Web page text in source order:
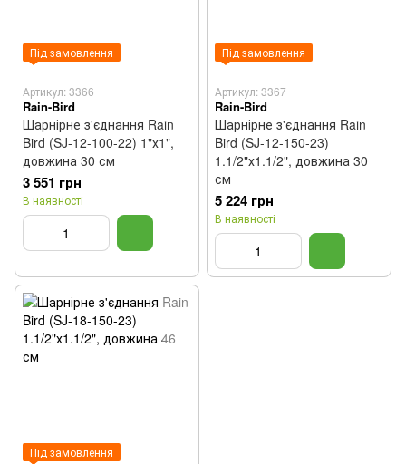
Під замовлення
Артикул: 3366
Rain-Bird
Шарнірне з'єднання Rain
Bird (SJ-12-100-22) 1"х1",
довжина 30 см
3 551 грн
В наявності
Під замовлення
Артикул: 3367
Rain-Bird
Шарнірне з'єднання Rain
Bird (SJ-12-150-23)
1.1/2"х1.1/2", довжина 30
см
5 224 грн
В наявності
Під замовлення